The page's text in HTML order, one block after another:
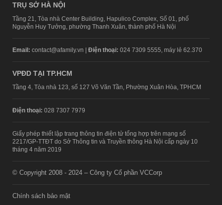
TRỤ SỞ HÀ NỘI
Tầng 21, Tòa nhà Center Building, Hapulico Complex, Số 01, phố
Nguyễn Huy Tưởng, phường Thanh Xuân, thành phố Hà Nội
Email: contact@afamily.vn | Điện thoại: 024 7309 5555, máy lẻ 62.370
VPĐD TẠI TP.HCM
Tầng 4, Tòa nhà 123, số 127 Võ Văn Tần, Phường Xuân Hòa, TPHCM
Điện thoại: 028 7307 7979
Giấy phép thiết lập trang thông tin điện tử tổng hợp trên mạng số
2217/GP-TTĐT do Sở Thông tin và Truyền thông Hà Nội cấp ngày 10
tháng 4 năm 2019
© Copyright 2008 - 2024 – Công ty Cổ phần VCCorp
Chính sách bảo mật